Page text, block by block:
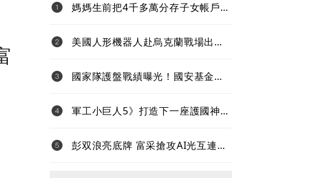
媽媽生前把4千多萬分存子女帳戶
美國人形機器人赴烏克蘭戰場出任
超微Ryzen AI嵌入式X100系列處理
器
國家隊護盤戰績曝光！國安基金
台積電狂賺76億
軍工小巨人5》打造下一座護國神
鏈
彭双浪亮底牌 富采搶攻AI光互連